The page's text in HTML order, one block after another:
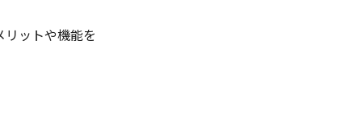
ットや機能を